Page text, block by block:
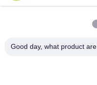
Video
Visita Alla Fabbrica
Good day, what product